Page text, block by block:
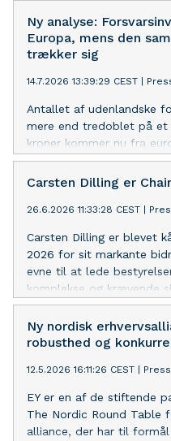
Ny analyse:
Europa, mens den
trækker sig
14.7.2026 13:39:29 CEST
Antallet af udenlandske
mere end tredoblet på
kroner kommer nu fra
viser EY's European
Udviklingen sker
træk.
Carsten Dilling er
26.6.2026 11:33:28 CEST
Carsten Dilling er blevet
2026 for sit markante
evne til at lede
komplekse og krævende
Ny nordisk
robusthed og
12.5.2026 16:11:26 CEST
EY er en af de stiftende
The Nordic Round Table
alliance, der har til